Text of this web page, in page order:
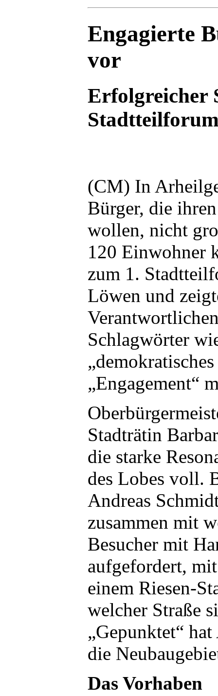
Engagierte
vor
Erfolgreicher
(CM) In
Bürger, die
wollen, nicht
120 Einwohner
zum 1.
Löwen und
Schlagwörter
„Engagement“
Stadträtin
die starke
des Lobes voll.
Andreas
zusammen mit
Besucher mit
aufgefordert,
einem Riesen-
welcher Straße
„Gepunktet“
die
Das Vorhaben